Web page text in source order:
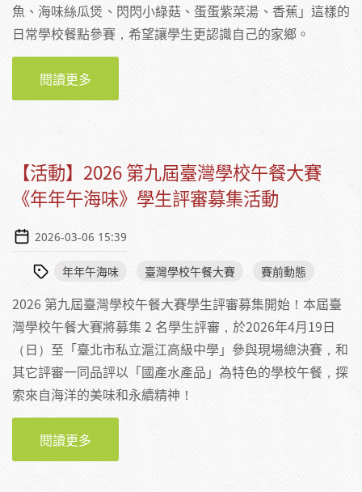
魚、海味絲瓜煲、閃閃小綠菇、蛋蛋紫菜湯、香蕉」這樣的
日常學校餐點參賽，希望讓學生更認識自己的家鄉。
閱讀更多
午餐的日常—專訪臺南市後壁國民小學的張淑
【活動】2026 第九屆臺灣學校午餐大賽
《年年午海味》學生評審募集活動
2026-03-06 15:39
年年午海味 臺灣學校午餐大賽 賽前動態
2026 第九屆臺灣學校午餐大賽學生評審募集開始！本屆臺
灣學校午餐大賽將募集 2 名學生評審，於2026年4月19日
（日）至「臺北市私立滬江高級中學」參與現場總決賽，和
其它評審一同品評以「國產水產品」為特色的學校午餐，探
索來自海洋的美味和永續精神！
閱讀更多
《年年午海味》學生評審募集活動